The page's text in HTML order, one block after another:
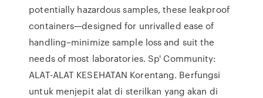
potentially hazardous samples, these leakproof
containers—designed for unrivalled ease of
handling–minimize sample loss and suit the
needs of most laboratories. Sp' Community:
ALAT-ALAT KESEHATAN Korentang. Berfungsi
untuk menjepit alat di sterilkan yang akan di